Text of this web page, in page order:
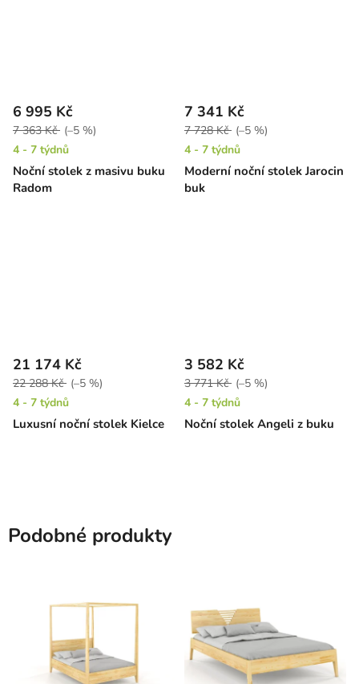
Noční stolek z masivu buku
Radom
6 995 Kč
7 363 Kč (–5 %)
4 - 7 týdnů
Moderní noční stolek Jarocin
buk
7 341 Kč
7 728 Kč (–5 %)
4 - 7 týdnů
Luxusní noční stolek Kielce
21 174 Kč
22 288 Kč (–5 %)
4 - 7 týdnů
Noční stolek Angeli z buku
3 582 Kč
3 771 Kč (–5 %)
4 - 7 týdnů
Podobné produkty